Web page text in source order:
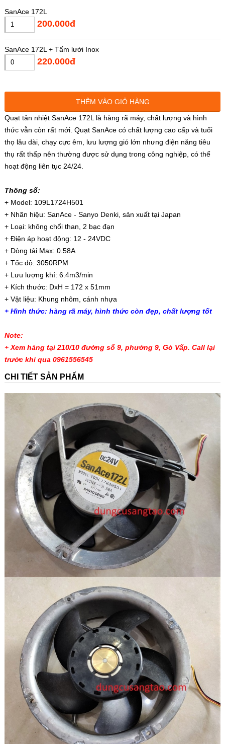
SanAce 172L
200.000đ
SanAce 172L + Tấm lưới Inox
220.000đ
THÊM VÀO GIỎ HÀNG
Quạt tản nhiệt SanAce 172L là hàng rã máy, chất lượng và hình
thức vẫn còn rất mới. Quạt SanAce có chất lượng cao cấp và tuổi
thọ lâu dài, chạy cực êm, lưu lượng gió lớn nhưng điện năng tiêu
thụ rất thấp nên thường được sử dụng trong công nghiệp, có thể
hoạt động liên tục 24/24.
Thông số:
+ Model: 109L1724H501
+ Nhãn hiệu: SanAce - Sanyo Denki, sản xuất tại Japan
+ Loại: không chổi than, 2 bạc đạn
+ Điện áp hoạt động: 12 - 24VDC
+ Dòng tải Max: 0.58A
+ Tốc độ: 3050RPM
+ Lưu lượng khí: 6.4m3/min
+ Kích thước: DxH = 172 x 51mm
+ Vật liệu: Khung nhôm, cánh nhựa
+ Hình thức: hàng rã máy, hình thức còn đẹp, chất lượng tốt
Note:
+ Xem hàng tại 210/10 đường số 9, phường 9, Gò Vấp. Call lại
trước khi qua 0961556545
CHI TIẾT SẢN PHẨM